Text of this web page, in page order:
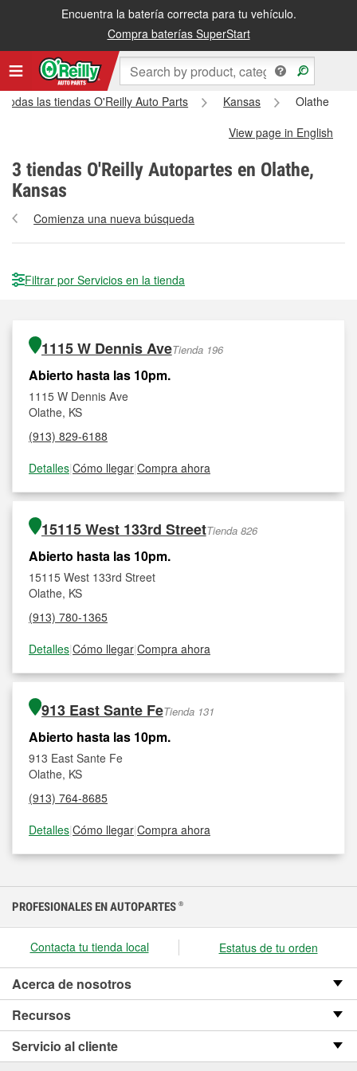
Encuentra la batería correcta para tu vehículo.
Compra baterías SuperStart
Todas las tiendas O'Reilly Auto Parts Kansas
Olathe
View page in English
3 tiendas O'Reilly Autopartes en Olathe,
Kansas
Comienza una nueva búsqueda
Filtrar por Servicios en la tienda
1115 W Dennis AveTienda 196
Abierto hasta las 10pm.
1115 W Dennis Ave
Olathe, KS
(913) 829-6188
Detalles|Cómo llegar|Compra ahora
15115 West 133rd StreetTienda 826
Abierto hasta las 10pm.
15115 West 133rd Street
Olathe, KS
(913) 780-1365
Detalles|Cómo llegar|Compra ahora
913 East Sante FeTienda 131
Abierto hasta las 10pm.
913 East Sante Fe
Olathe, KS
(913) 764-8685
Detalles|Cómo llegar|Compra ahora
PROFESIONALES EN AUTOPARTES ®
Contacta tu tienda local Estatus de tu orden
Acerca de nosotros
Recursos
Servicio al cliente